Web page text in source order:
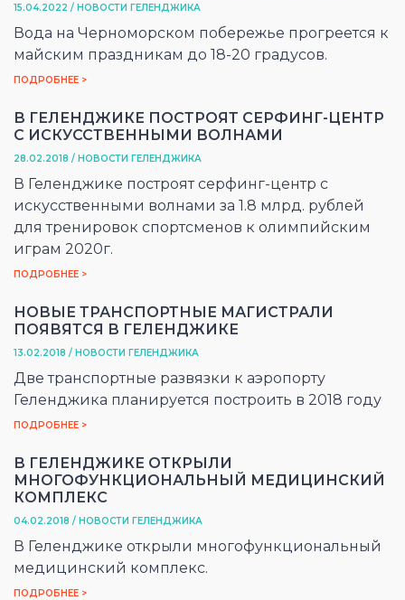
15.04.2022 / НОВОСТИ ГЕЛЕНДЖИКА
Вода на Черноморском побережье прогреется к
майским праздникам до 18-20 градусов.
ПОДРОБНЕЕ >
В ГЕЛЕНДЖИКЕ ПОСТРОЯТ СЕРФИНГ-ЦЕНТР
С ИСКУССТВЕННЫМИ ВОЛНАМИ
28.02.2018 / НОВОСТИ ГЕЛЕНДЖИКА
В Геленджике построят серфинг-центр с
искусственными волнами за 1.8 млрд. рублей
для тренировок спортсменов к олимпийским
играм 2020г.
ПОДРОБНЕЕ >
НОВЫЕ ТРАНСПОРТНЫЕ МАГИСТРАЛИ
ПОЯВЯТСЯ В ГЕЛЕНДЖИКЕ
13.02.2018 / НОВОСТИ ГЕЛЕНДЖИКА
Две транспортные развязки к аэропорту
Геленджика планируется построить в 2018 году
ПОДРОБНЕЕ >
В ГЕЛЕНДЖИКЕ ОТКРЫЛИ
МНОГОФУНКЦИОНАЛЬНЫЙ МЕДИЦИНСКИЙ
КОМПЛЕКС
04.02.2018 / НОВОСТИ ГЕЛЕНДЖИКА
В Геленджике открыли многофункциональный
медицинский комплекс.
ПОДРОБНЕЕ >